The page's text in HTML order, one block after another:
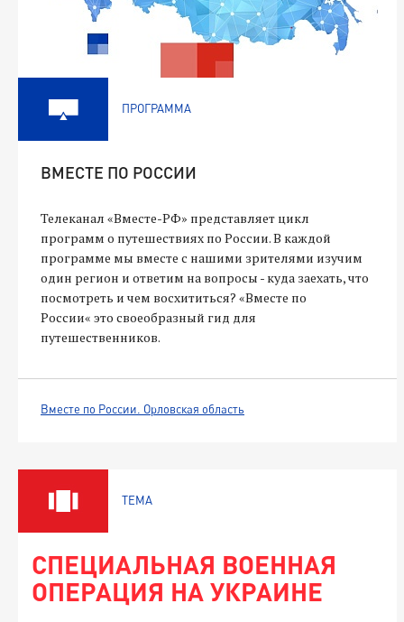
ПРОГРАММА
ВМЕСТЕ ПО РОССИИ
Телеканал «Вместе-РФ» представляет цикл
программ о путешествиях по России. В каждой
программе мы вместе с нашими зрителями изучим
один регион и ответим на вопросы - куда заехать, что
посмотреть и чем восхититься? «Вместе по
России« это своеобразный гид для
путешественников.
Вместе по России. Орловская область
ТЕМА
СПЕЦИАЛЬНАЯ ВОЕННАЯ
ОПЕРАЦИЯ НА УКРАИНЕ